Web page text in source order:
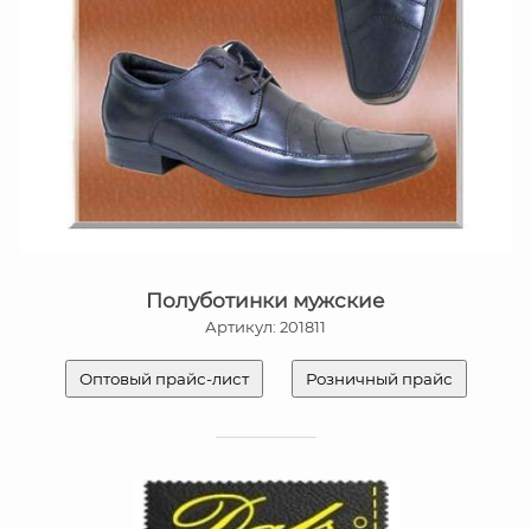
Полуботинки мужские
Артикул: 201811
Оптовый прайс-лист Розничный прайс